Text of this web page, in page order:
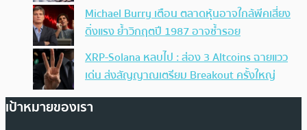
Michael Burry เตือน ตลาดหุ้นอาจใกล้พีคเสี่ยง
ดิ่งแรง ย้ำวิกฤตปี 1987 อาจซ้ำรอย
XRP-Solana หลบไป : ส่อง 3 Altcoins ฉายแวว
เด่น ส่งสัญญาณเตรียม Breakout ครั้งใหญ่
เป้าหมายของเรา